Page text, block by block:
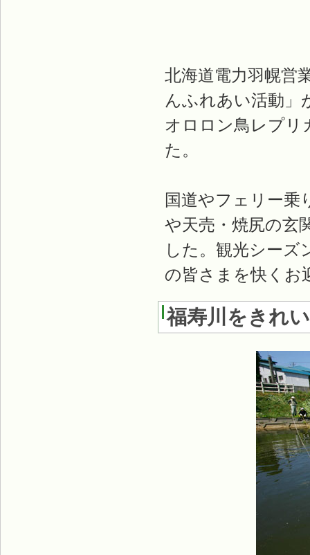
北海道電力羽幌営
んふれあい活動」
オロロン鳥レプリ
た。
国道やフェリー乗
や天売・焼尻の玄
した。観光シーズ
の皆さまを快くお
福寿川をきれ